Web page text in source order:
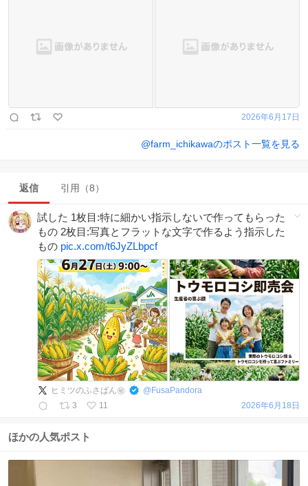
2026年6月17日
@farm_ichikawaのポスト一覧を見る
返信 引用（8）
試した 1枚目:特に細かい指示しないで作ってもらった
もの 2枚目:写真とフラットな文字で作るよう指示した
もの pic.x.com/t6JyZLbpcf
ヒミツのふさぱん㊙️ @ FusaPandora
3
11 2026年6月18日
ほかの人気ポスト